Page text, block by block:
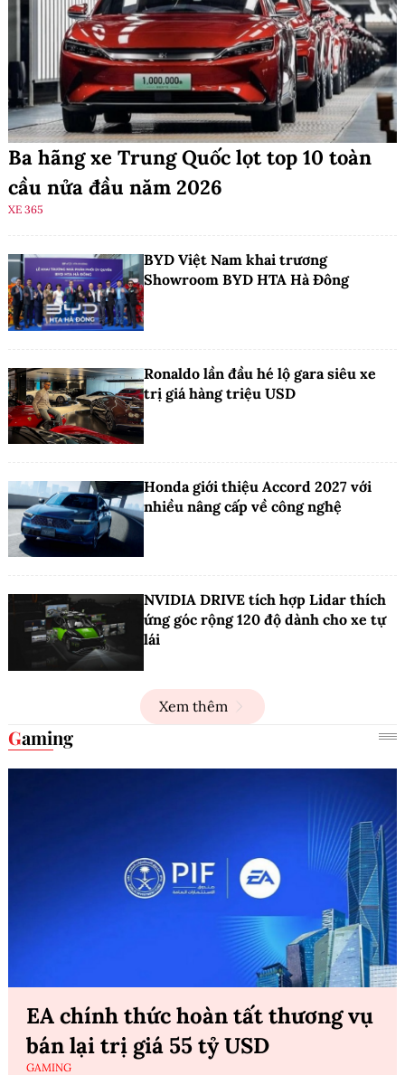
Ba hãng xe Trung Quốc lọt top 10 toàn
cầu nửa đầu năm 2026
XE 365
BYD Việt Nam khai trương
Showroom BYD HTA Hà Đông
Ronaldo lần đầu hé lộ gara siêu xe
trị giá hàng triệu USD
Honda giới thiệu Accord 2027 với
nhiều nâng cấp về công nghệ
NVIDIA DRIVE tích hợp Lidar thích
ứng góc rộng 120 độ dành cho xe tự
lái
Xem thêm
Gaming
EA chính thức hoàn tất thương vụ
bán lại trị giá 55 tỷ USD
GAMING